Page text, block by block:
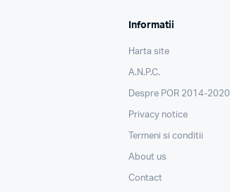
Informatii
Harta site
A.N.P.C.
Despre POR 2014-2020
Privacy notice
Termeni si conditii
About us
Contact